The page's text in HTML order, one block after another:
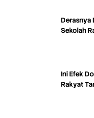
Derasnya
Sekolah
Ini Efek
Rakyat